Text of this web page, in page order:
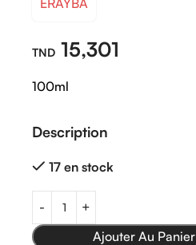
15,301
100ml
Description
17 en stock
Ajouter Au Panier